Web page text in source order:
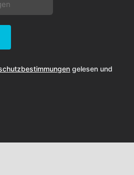
gelesen und